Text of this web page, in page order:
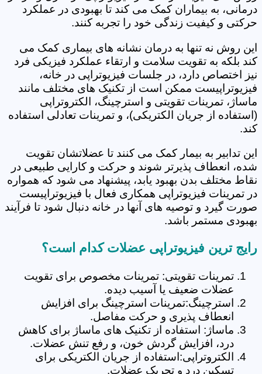
درمانی، به بیماران کمک می کند تا بهبودی در عملکرد
حرکتی و کیفیت زندگی خود را تجربه کنند.
این روش نه تنها به درمان نشانه های بیماری کمک می
کند بلکه به تقویت سلامت و ارتقاء عملکرد فیزیکی فرد
نیز اختصاص دارد، در جلسات فیزیوتراپی در خانه،
فیزیوتراپیست ممکن است از تکنیک های مختلف مانند
ماساژ، تمرینات تقویتی و استرچینگ، الکتروتراپی
(استفاده از جریان الکتریکی)، و تمرینات تعادلی استفاده
کند.
این تدابیر به بیمار کمک می کنند تا عضلاتشان تقویت
شده، انعطاف پذیرتر شوند و حرکت و کارایی طبیعی در
نقاط مختلف بدن بهبود یابد، پیشنهاد می شود که همواره
در تمرینات فیزیوتراپی همکاری فعال با فیزیوتراپیست
صورت گیرد و توصیه های آنها در خانه دنبال شود تا فرآیند
بهبودی مستمر باشد.
رایج ترین فیزیوتراپی عضلات کدام است؟
تمرینات تقویتی: تمرینات مخصوص برای تقویت
عضلات ضعیف یا آسیب دیده.
استرچینگ:تمرینات استرچینگ برای افزایش
انعطاف پذیری و حرکت مفاصل.
ماساژ: استفاده از تکنیک های ماساژ برای کاهش
درد، افزایش گردش خون، و رفع تنش عضلات.
الکتروتراپی:استفاده از جریان الکتریکی برای
تسکین درد و تحریک عضلات.